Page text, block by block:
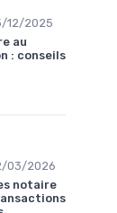
12/2025
au
: conseils
03/2026
notaire